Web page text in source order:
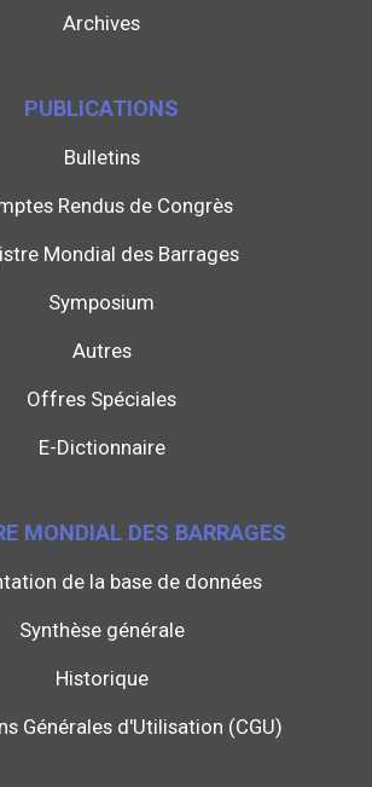
Archives
PUBLICATIONS
Bulletins
Rendus de Congrès
Mondial des Barrages
Symposium
Autres
Offres Spéciales
E-Dictionnaire
MONDIAL DES BARRAGES
de la base de données
Synthèse générale
Historique
Générales d'Utilisation (CGU)